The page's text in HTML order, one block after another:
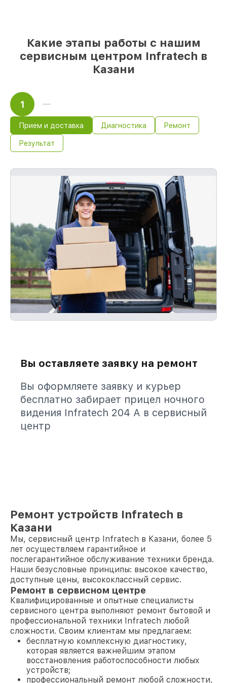
Какие этапы работы с нашим
сервисным центром Infratech в
Казани
1
Прием и доставка Диагностика Ремонт
Результат
Вы оставляете заявку на ремонт
Вы оформляете заявку и курьер
бесплатно забирает прицел ночного
видения Infratech 204 А в сервисный
центр
Ремонт устройств Infratech в
Казани
Мы, сервисный центр Infratech в Казани, более 5
лет осуществляем гарантийное и
послегарантийное обслуживание техники бренда.
Наши безусловные принципы: высокое качество,
доступные цены, высококлассный сервис.
Ремонт в сервисном центре
Квалифицированные и опытные специалисты
сервисного центра выполняют ремонт бытовой и
профессиональной техники Infratech любой
сложности. Своим клиентам мы предлагаем:
бесплатную комплексную диагностику,
которая является важнейшим этапом
восстановления работоспособности любых
устройств;
профессиональный ремонт любой сложности,